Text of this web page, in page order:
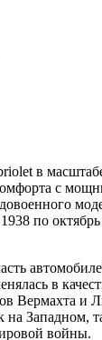
в
с
по октябрь
в
Вермахта и
на Западном,
войны.